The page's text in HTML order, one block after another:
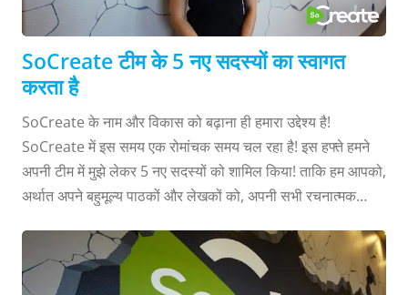
SoCreate टीम के 5 नए सदस्यों का स्वागत
करता है
SoCreate के नाम और विकास को बढ़ाना ही हमारा उद्देश्य है!
SoCreate में इस समय एक रोमांचक समय चल रहा है! इस हफ्ते हमने
अपनी टीम में मुझे लेकर 5 नए सदस्यों को शामिल किया! ताकि हम आपको,
अर्थात अपने बहुमूल्य पाठकों और लेखकों को, अपनी सभी रचनात्मक
प्रदान कर सकें। यह सुनिश्चित करना हमारा मुख्य लक्ष्य है कि लेखक
हमेशा सबसे महत्वपूर्ण रहे। अगले कुछ सप्ताह के दौरान, हम अपने सभी नए